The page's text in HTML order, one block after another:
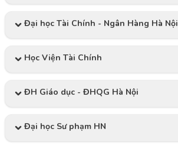
Đại học Tài Chính - Ngân Hàng Hà Nội
Học Viện Tài Chính
ĐH Giáo dục - ĐHQG Hà Nội
Đại học Sư phạm HN